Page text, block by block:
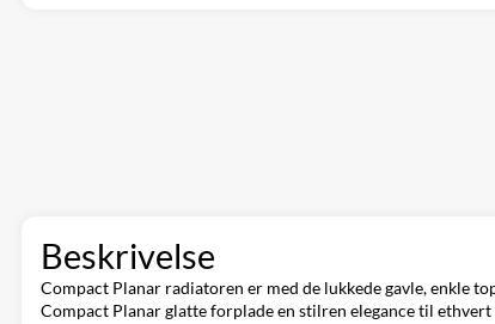
Beskrivelse
Compact Planar radiatoren er med de lukkede gavle, enkle
Compact Planar glatte forplade en stilren elegance til